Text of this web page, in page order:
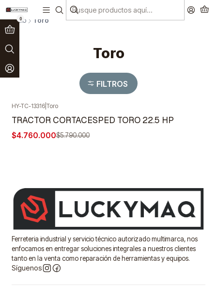
0
Paga en 3 cuotas sin interés! Ver más
Inicio Toro
Toro
FILTROS
-18%OFF
HY-TC-13316 Toro
TRACTOR CORTACESPED TORO 22.5 HP
$4.760.000$5.790.000
Ferreteria industrial y servicio técnico autorizado multimarca, nos
enfocamos en entregar soluciones integrales a nuestros clientes
tanto en la venta como reparación de herramientas y equipos.
Síguenos